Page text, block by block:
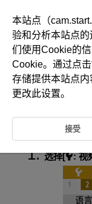
D101-177
视频制式
选择[ :视
本站点（
验和分析本站点
们使用Cookie的
Cookie。通过点击
存储提供本站点
更改此设置。
接受